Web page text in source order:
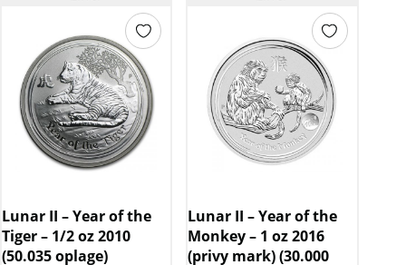
Lunar II – Year of the
Tiger – 1/2 oz 2010
(50.035 oplage)
Lunar II – Year of the
Monkey – 1 oz 2016
(privy mark) (30.000